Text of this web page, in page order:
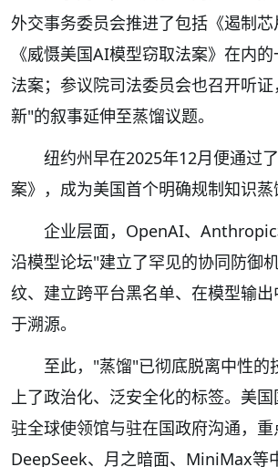
外交事务委员会推进了包括《遏制芯
《威慑美国AI模型窃取法案》在内
法案；参议院司法委员会也召开听
新"的叙事延伸至蒸馏议题。
纽约州早在2025年12月便通过
案》，成为美国首个明确规制知识蒸
企业层面，OpenAI、
沿模型论坛"建立了罕见的协同防御
纹、建立跨平台黑名单、在模型输
于溯源。
至此，"蒸馏"已彻底脱离中性的
上了政治化、泛安全化的标签。美
驻全球使领馆与驻在国政府沟通，重
DeepSeek、月之暗面、MiniMax等